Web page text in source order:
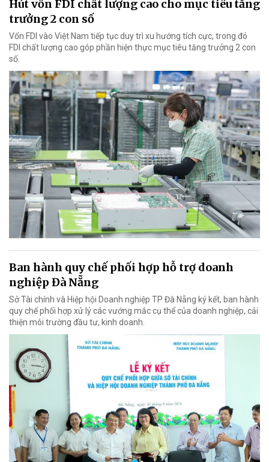
Hút vốn FDI chất lượng cao cho mục tiêu tăng
trưởng 2 con số
Vốn FDI vào Việt Nam tiếp tục duy trì xu hướng tích cực, trong đó
FDI chất lượng cao góp phần hiện thực mục tiêu tăng trưởng 2 con
số.
Ban hành quy chế phối hợp hỗ trợ doanh
nghiệp Đà Nẵng
Sở Tài chính và Hiệp hội Doanh nghiệp TP Đà Nẵng ký kết, ban hành
quy chế phối hợp xử lý các vướng mắc cụ thể của doanh nghiệp, cải
thiện môi trường đầu tư, kinh doanh.